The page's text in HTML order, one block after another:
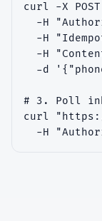
curl -X
-H
-H
-H
-d
# 3. Poll
curl
-H